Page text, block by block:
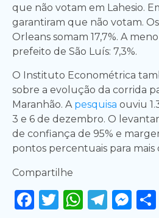
que não votam em Lahesio.
garantiram que não votam.
Orleans somam 17,7%. A
prefeito de São Luís: 7,3%.
O Instituto Econométrica
sobre a evolução da corrida
Maranhão. A pesquisa ouviu
3 e 6 de dezembro. O
de confiança de 95% e
pontos percentuais para mais
Compartilhe
Facebook
Twitter